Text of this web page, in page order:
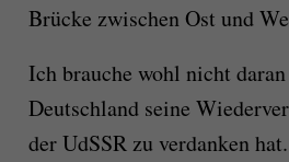
Brücke zwischen Ost und
Ich brauche wohl nicht
Deutschland seine
der UdSSR zu verdanken